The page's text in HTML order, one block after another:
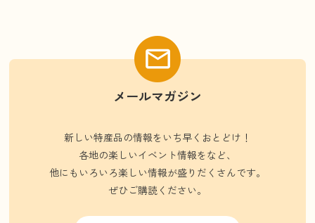
メールマガジン
新しい特産品の情報をいち早くおとどけ！
各地の楽しいイベント情報をなど、
他にもいろいろ楽しい情報が盛りだくさんです。
ぜひご購読ください。